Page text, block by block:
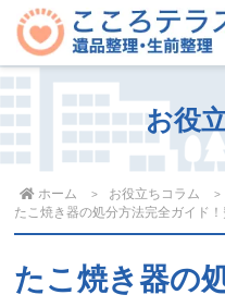
お役
ホーム
お役立ちコラム
たこ焼き器の処分方法完全ガイド
たこ焼き器の